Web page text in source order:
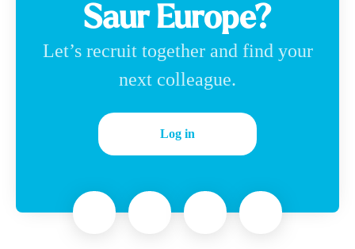
Saur Europe?
Let’s recruit together and find your
next colleague.
Log in